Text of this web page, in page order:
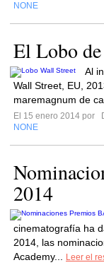
NONE
El Lobo
Al
Wall Street, EU,
maremagnum de
El 15 enero 2014 por
NONE
2014
cinematografía ha
2014, las
Academy...
Leer el